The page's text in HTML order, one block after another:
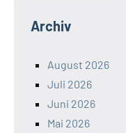
Archiv
August 2026
Juli 2026
Juni 2026
Mai 2026